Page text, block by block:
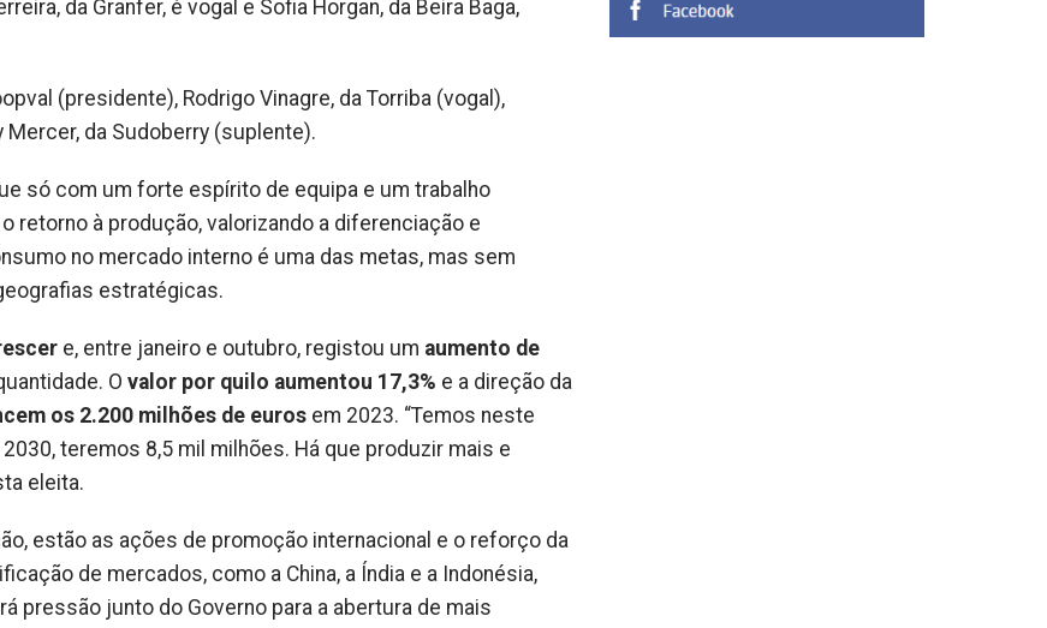
da Granfer, é vogal e Sofia Horgan, da Beira Baga,
(presidente), Rodrigo Vinagre, da Torriba (vogal),
Mercer, da Sudoberry (suplente).
só com um forte espírito de equipa e um trabalho
à produção, valorizando a diferenciação e
no mercado interno é uma das metas, mas sem
estratégicas.
e, entre janeiro e outubro, registou um aumento de
O valor por quilo aumentou 17,3% e a direção da
os 2.200 milhões de euros em 2023. “Temos neste
teremos 8,5 mil milhões. Há que produzir mais e
eleita.
estão as ações de promoção internacional e o reforço da
de mercados, como a China, a Índia e a Indonésia,
pressão junto do Governo para a abertura de mais